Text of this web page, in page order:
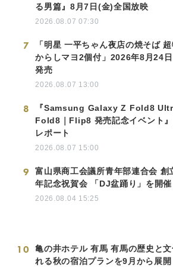
る男篇』8月7日(金)全国放映
2026.08.07 07:30
7
「明星 一平ちゃん夜店の焼そば
からしマヨ2個付」2026年8月24
発売
2026.08.07 13:00
8
『Samsung Galaxy Z Fold8
Fold8｜Flip8 発売記念イベント
レポート
2026.08.07 15:00
9
富山県商工会議所青年部連合会 創
年記念祝賀会 「DJ盆踊り」を開
2026.08.04 15:25
10
亀の井ホテル 有馬 有馬の歴史と
れる秋の宿泊プランを9月から展開